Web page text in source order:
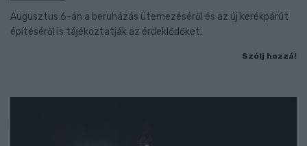
Augusztus 6-án a beruházás ütemezéséről és az új kerékpárút
építéséről is tájékoztatják az érdeklődőket.
Szólj hozzá!